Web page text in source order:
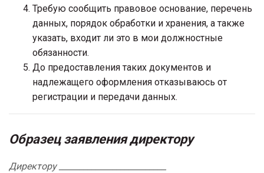
Требую сообщить правовое основание, перечень
данных, порядок обработки и хранения, а также
указать, входит ли это в мои должностные
обязанности.
До предоставления таких документов и
надлежащего оформления отказываюсь от
регистрации и передачи данных.
Образец заявления директору
Директору __________________________